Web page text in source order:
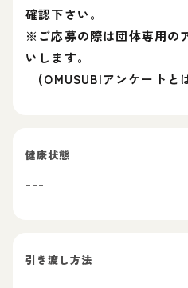
確認下さい。
※ご応募の際は団体専用の
いします。
(OMUSUBIアンケートと
健康状態
---
引き渡し方法